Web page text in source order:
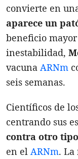
convierte en
aparece un
beneficio
inestabilidad,
vacuna ARNm
seis semanas.
Científicos de
centrando sus
contra otro
en el ARNm. La